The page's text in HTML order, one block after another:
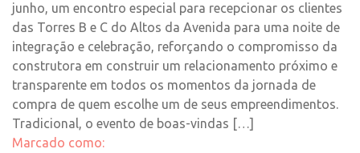
junho, um encontro especial para recepcionar os clientes
das Torres B e C do Altos da Avenida para uma noite de
integração e celebração, reforçando o compromisso da
construtora em construir um relacionamento próximo e
transparente em todos os momentos da jornada de
compra de quem escolhe um de seus empreendimentos.
Tradicional, o evento de boas-vindas […]
Marcado como: